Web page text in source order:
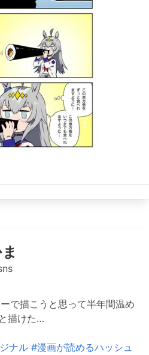
で描こうと思って半年間温め
描けた…
ナル #漫画が読めるハッシュ